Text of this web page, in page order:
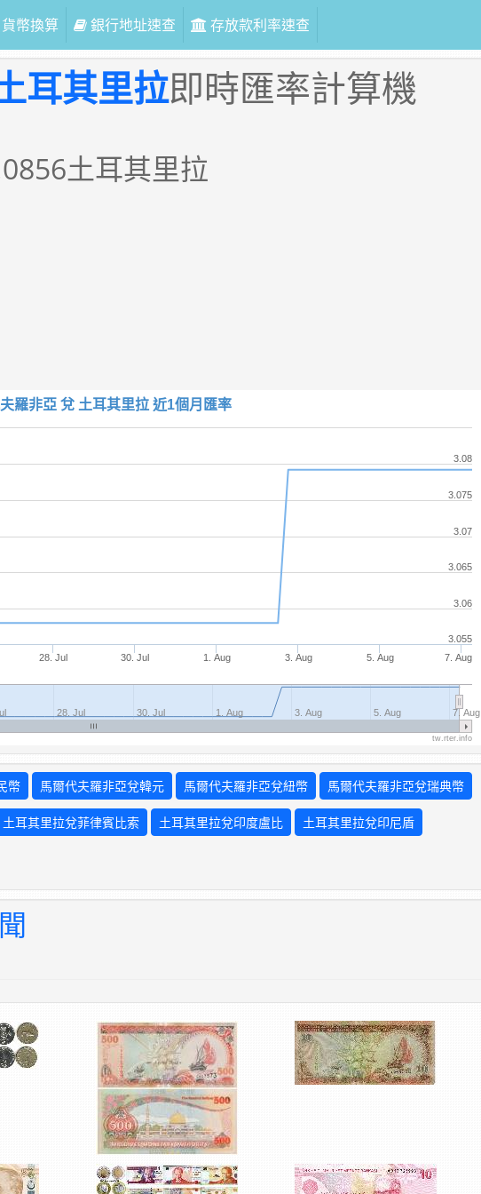
貨幣換算 銀行地址速查 存放款利率速查
耳其里拉即時匯率計算機
土耳其里拉
羅非亞 兌 土耳其里拉 近1個月匯率
28. Jul 30. Jul 1. Aug 3. Aug 5. Aug 7. Aug
28. Jul 30. Jul 1. Aug 3. Aug 5. Aug 7. Aug
3.055
3.06
3.065
3.07
3.075
3.08
tw.rter.info
幣 馬爾代夫羅非亞兌韓元 馬爾代夫羅非亞兌紐幣 馬爾代夫羅非亞兌瑞典幣
土耳其里拉兌菲律賓比索 土耳其里拉兌印度盧比 土耳其里拉兌印尼盾